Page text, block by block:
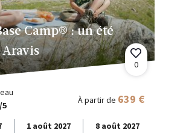
Camp® : un été
Aravis
0
5
À partir de 639 €
1 août 2027
8 août 2027